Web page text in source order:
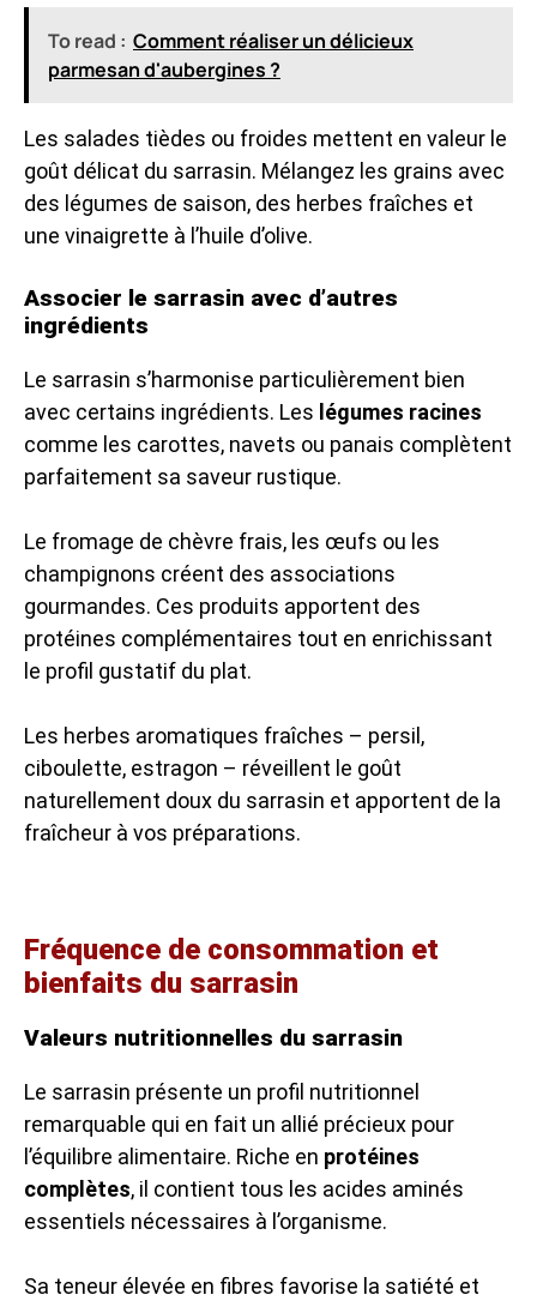
To read : Comment réaliser un délicieux
parmesan d'aubergines ?
Les salades tièdes ou froides mettent en valeur le
goût délicat du sarrasin. Mélangez les grains avec
des légumes de saison, des herbes fraîches et
une vinaigrette à l’huile d’olive.
Associer le sarrasin avec d’autres
ingrédients
Le sarrasin s’harmonise particulièrement bien
avec certains ingrédients. Les légumes racines
comme les carottes, navets ou panais complètent
parfaitement sa saveur rustique.
Le fromage de chèvre frais, les œufs ou les
champignons créent des associations
gourmandes. Ces produits apportent des
protéines complémentaires tout en enrichissant
le profil gustatif du plat.
Les herbes aromatiques fraîches – persil,
ciboulette, estragon – réveillent le goût
naturellement doux du sarrasin et apportent de la
fraîcheur à vos préparations.
Fréquence de consommation et
bienfaits du sarrasin
Valeurs nutritionnelles du sarrasin
Le sarrasin présente un profil nutritionnel
remarquable qui en fait un allié précieux pour
l’équilibre alimentaire. Riche en protéines
complètes, il contient tous les acides aminés
essentiels nécessaires à l’organisme.
Sa teneur élevée en fibres favorise la satiété et